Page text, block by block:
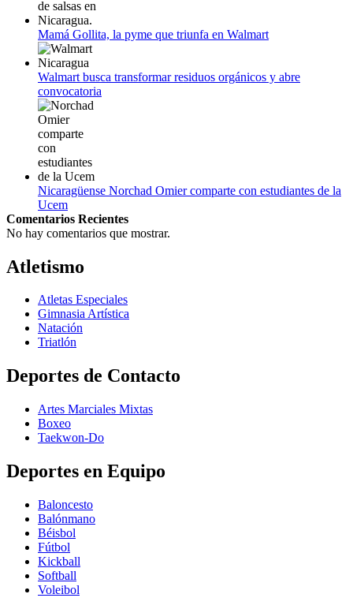
Mamá Gollita, la pyme que triunfa en Walmart
Walmart busca transformar residuos orgánicos y abre
convocatoria
Nicaragüense Norchad Omier comparte con estudiantes de la
Ucem
Comentarios Recientes
No hay comentarios que mostrar.
Atletismo
Atletas Especiales
Gimnasia Artística
Natación​
Triatlón​
Deportes de Contacto
Artes Marciales Mixtas
Boxeo
Taekwon-Do
Deportes en Equipo
Baloncesto
Balónmano
Béisbol
Fútbol
Kickball​
Softball​
Voleibol​